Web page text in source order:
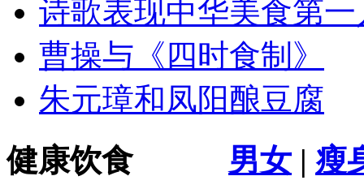
诗歌表现中华美食第
曹操与《四时食制》
朱元璋和凤阳酿豆腐
健康饮食 男女 | 瘦